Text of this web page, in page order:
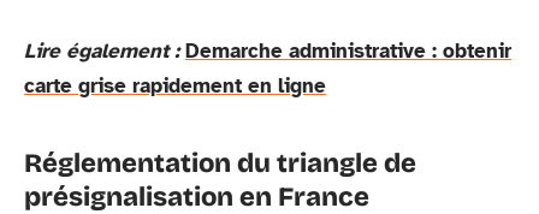
Lire également : Demarche administrative : obtenir
carte grise rapidement en ligne
Réglementation du triangle de
présignalisation en France